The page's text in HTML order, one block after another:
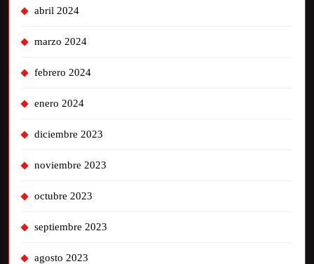
abril 2024
marzo 2024
febrero 2024
enero 2024
diciembre 2023
noviembre 2023
octubre 2023
septiembre 2023
agosto 2023